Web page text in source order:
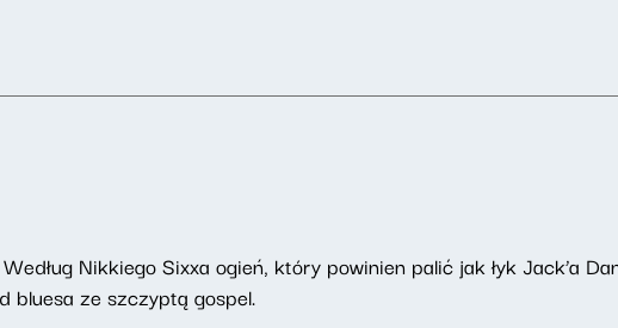
Nikkiego Sixxa ogień, który powinien palić jak łyk Jack’a
bluesa ze szczyptą gospel.